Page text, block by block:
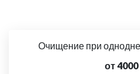
Очищение при
от